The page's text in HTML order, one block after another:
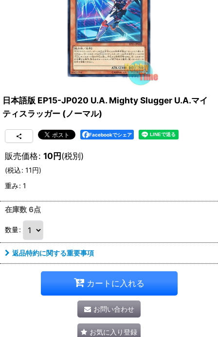
日本語版 EP15-JP020 U.A. Mighty Slugger U.A.マイ
ティスラッガー (ノーマル)
Facebookでシェア
販売価格: 10円(税別)
(税込: 11円)
重み: 1
在庫数 6点
数量:
返品特約に関する重要事項
カートに入れる
お問い合わせ
お気に入り登録